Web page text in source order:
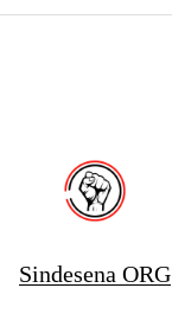
Sindesena ORG